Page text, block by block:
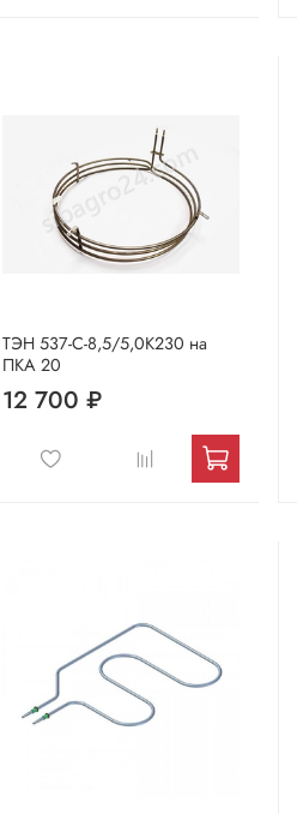
ТЭН 537-С-8,5/5,0К230 на
ПКА 20
12 700 ₽